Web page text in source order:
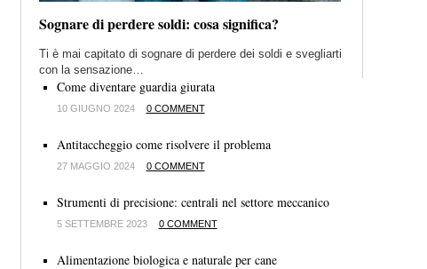
Sognare di perdere soldi: cosa significa?
Ti è mai capitato di sognare di perdere dei soldi e svegliarti
con la sensazione…
Come diventare guardia giurata
10 GIUGNO 2024 0 COMMENT
Antitaccheggio come risolvere il problema
27 MAGGIO 2024 0 COMMENT
Strumenti di precisione: centrali nel settore meccanico
5 SETTEMBRE 2023 0 COMMENT
Alimentazione biologica e naturale per cane